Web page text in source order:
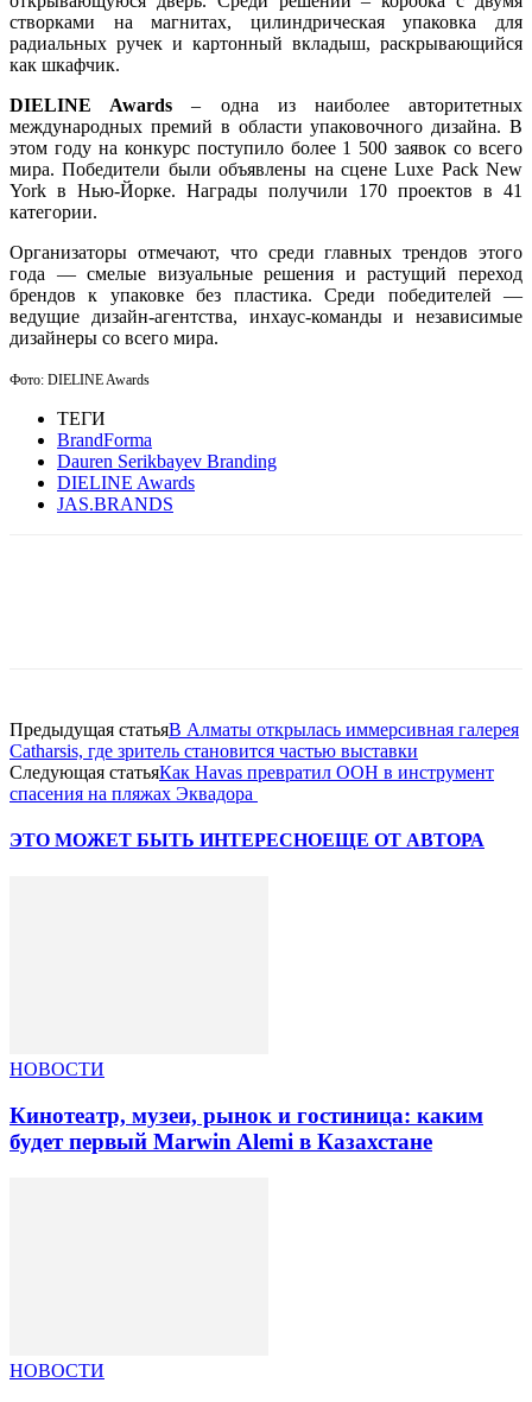
створками на магнитах, цилиндрическая упаковка для
радиальных ручек и картонный вкладыш, раскрывающийся
как шкафчик.
DIELINE Awards – одна из наиболее авторитетных
международных премий в области упаковочного дизайна. В
этом году на конкурс поступило более 1 500 заявок со всего
мира.Победители были объявлены на сцене Luxe Pack New
York в Нью-Йорке. Награды получили 170 проектов в 41
категории.
Организаторы отмечают, что среди главных трендов этого
года — смелые визуальные решения и растущий переход
брендов к упаковке без пластика. Среди победителей —
ведущие дизайн-агентства, инхаус-команды и независимые
дизайнеры со всего мира.
Фото: DIELINE Awards
ТЕГИ
BrandForma
Dauren Serikbayev Branding
DIELINE Awards
JAS.BRANDS
Предыдущая статьяВ Алматы открылась иммерсивная галерея
Catharsis, где зритель становится частью выставки
Следующая статьяКак Havas превратил OOH в инструмент
спасения на пляжах Эквадора
ЭТО МОЖЕТ БЫТЬ ИНТЕРЕСНОЕЩЕ ОТ АВТОРА
НОВОСТИ
Кинотеатр, музеи, рынок и гостиница: каким
будет первый Marwin Alemi в Казахстане
НОВОСТИ